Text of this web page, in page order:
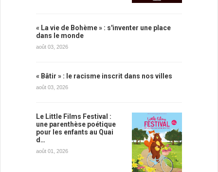
« La vie de Bohème » : s'inventer une place
dans le monde
août 03, 2026
« Bâtir » : le racisme inscrit dans nos villes
août 03, 2026
Le Little Films Festival :
une parenthèse poétique
pour les enfants au Quai
d…
août 01, 2026